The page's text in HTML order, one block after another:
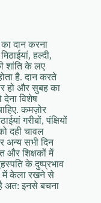
दान करना
हल्दी,
शांति के लए
है. दान करते
हो और सुबह का
देना विशेष
कमज़ोर
गरीबों, पंक्षियों
दही चावल
अन्य सभी दिन
और शिक्षकों में
के दुष्प्रभाव
में केला रखने से
है अत: इनसे बचना